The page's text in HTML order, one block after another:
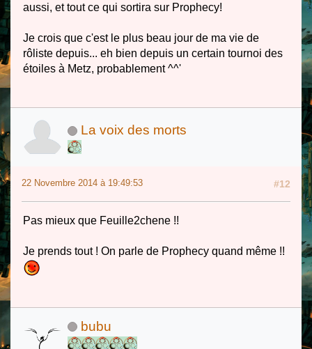
aussi, et tout ce qui sortira sur Prophecy!
Je crois que c'est le plus beau jour de ma vie de
rôliste depuis... eh bien depuis un certain tournoi des
étoiles à Metz, probablement ^^'
La voix des morts
22 Novembre 2014 à 19:49:53 #12
Pas mieux que Feuille2chene !!
Je prends tout ! On parle de Prophecy quand même !!
bubu